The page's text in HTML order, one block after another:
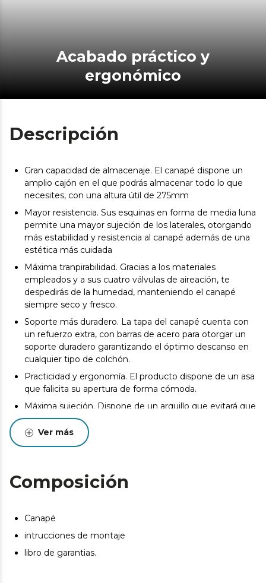
Acabado práctico y
ergonómico
Descripción
Gran capacidad de almacenaje. El canapé dispone un
amplio cajón en el que podrás almacenar todo lo que
necesites, con una altura útil de 275mm
Mayor resistencia. Sus esquinas en forma de media luna
permite una mayor sujeción de los laterales, otorgando
más estabilidad y resistencia al canapé además de una
estética más cuidada
Máxima tranpirabilidad. Gracias a los materiales
empleados y a sus cuatro válvulas de aireación, te
despedirás de la humedad, manteniendo el canapé
siempre seco y fresco.
Soporte más duradero. La tapa del canapé cuenta con
un refuerzo extra, con barras de acero para otorgar un
soporte duradero garantizando el óptimo descanso en
cualquier tipo de colchón.
Practicidad y ergonomía. El producto dispone de un asa
que falicita su apertura de forma cómoda.
Máxima sujeción. Dispone de un arquillo que evitará que
se desplace en colchón cuando abras el producto.
100% fabricado en españa
cuando las condiciones del inmueble lo permitan. Podrá
consultar las bases legales en las condiciones generales
Pueden existir leves diferencias entre el producto
mostrado y el entregado en cuanto a color, tejido o
la calidad ni a la utilidad del artículo.
Ver más
Composición
Canapé
intrucciones de montaje
libro de garantias.